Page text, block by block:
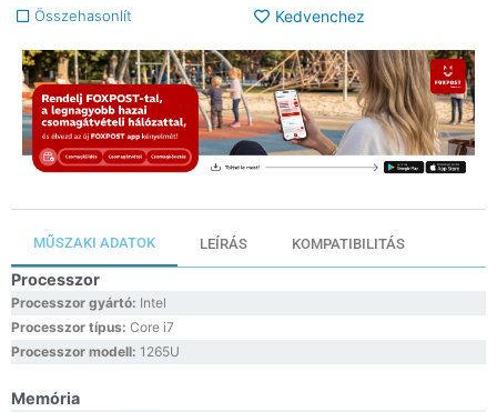
Összehasonlít Kedvenchez
MŰSZAKI ADATOK LEÍRÁS KOMPATIBILITÁS
Processzor
Processzor gyártó: Intel
Processzor típus: Core i7
Processzor modell: 1265U
Memória